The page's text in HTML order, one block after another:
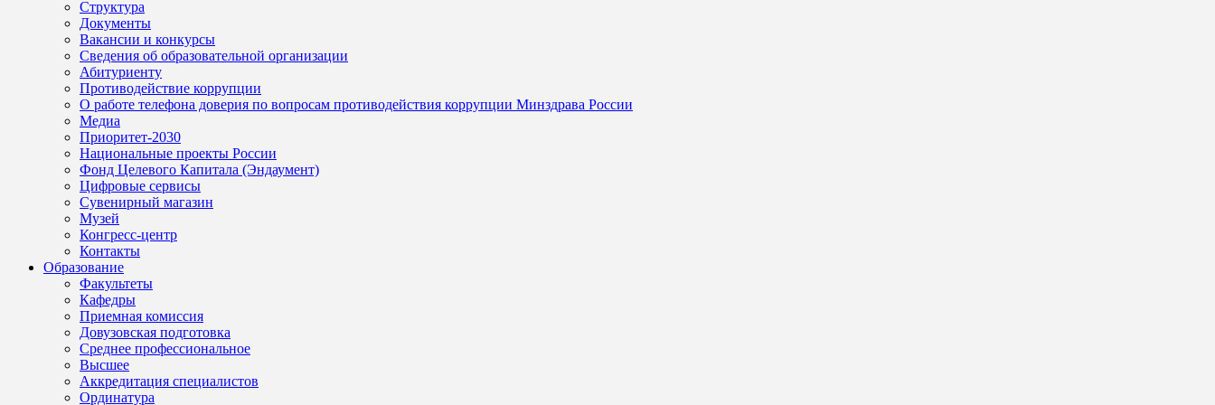
Структура
Документы
Вакансии и конкурсы
Сведения об образовательной организации
Абитуриенту
Противодействие коррупции
О работе телефона доверия по вопросам противодействия коррупции Минздрава России
Медиа
Приоритет-2030
Национальные проекты России
Фонд Целевого Капитала (Эндаумент)
Цифровые сервисы
Сувенирный магазин
Музей
Конгресс-центр
Контакты
Образование
Факультеты
Кафедры
Приемная комиссия
Довузовская подготовка
Среднее профессиональное
Высшее
Аккредитация специалистов
Ординатура